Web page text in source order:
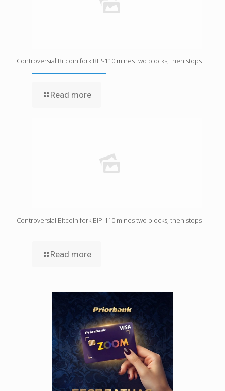
Controversial Bitcoin fork BIP-110 mines two blocks, then stops
Read more
Controversial Bitcoin fork BIP-110 mines two blocks, then stops
Read more